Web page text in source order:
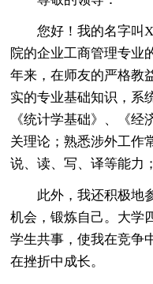
您好！我的名字叫
院的企业工商管理专业
年来，在师友的严格教
实的专业基础知识，系
《统计学基础》、《
关理论；熟悉涉外工作
说、读、写、译等能力
此外，我还积极地
机会，锻炼自己。大学
学生共事，使我在竞争
在挫折中成长。